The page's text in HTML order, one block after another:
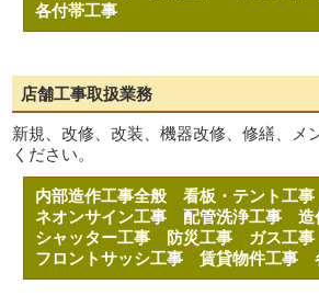
各付帯工事
店舗工事取扱業務
新規、改修、改装、機器改修、修繕、メ
ください。
内部造作工事全般看板・テント工
ネオンサイン工事配管洗浄工事
シャッター工事
防災工事 ガス工
フロントサッシ工事賃貸物件工事